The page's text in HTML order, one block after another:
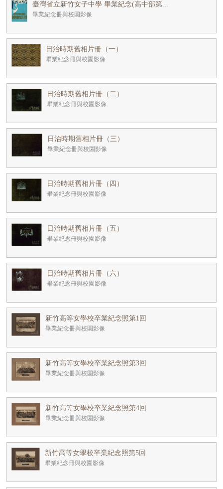
臺灣省立新竹女子中學 畢業紀念(高中部第...
畢業紀念冊與校園影像
日治時期舊相片冊（一）
畢業紀念冊與校園影像
日治時期舊相片冊（二）
畢業紀念冊與校園影像
日治時期舊相片冊（三）
畢業紀念冊與校園影像
日治時期舊相片冊（四）
畢業紀念冊與校園影像
日治時期舊相片冊（五）
畢業紀念冊與校園影像
日治時期舊相片冊（六）
畢業紀念冊與校園影像
新竹高等女學校卒業紀念照第1回
畢業紀念冊與校園影像
新竹高等女學校卒業紀念照第3回
畢業紀念冊與校園影像
新竹高等女學校卒業紀念照第4回
畢業紀念冊與校園影像
新竹高等女學校卒業紀念照第5回
畢業紀念冊與校園影像